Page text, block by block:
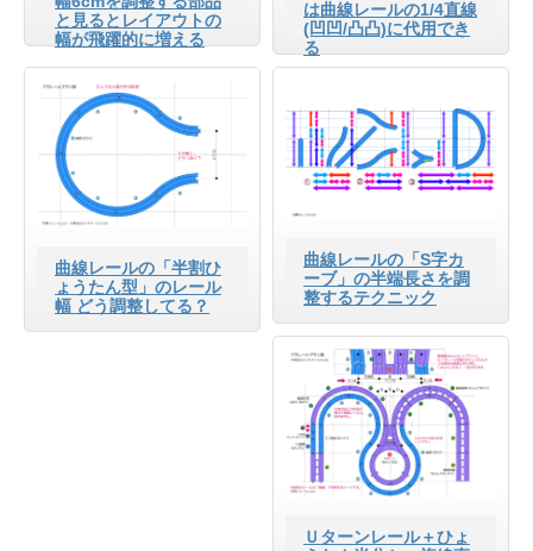
と見るとレイアウトの
幅が飛躍的に増える
は曲線レールの1/4直線
(凹凹/凸凸)に代用でき
る
曲線レールの「半割ひ
ょうたん型」のレール
幅 どう調整してる？
曲線レールの「S字カ
ーブ」の半端長さを調
整するテクニック
Ｕターンレール＋ひょ